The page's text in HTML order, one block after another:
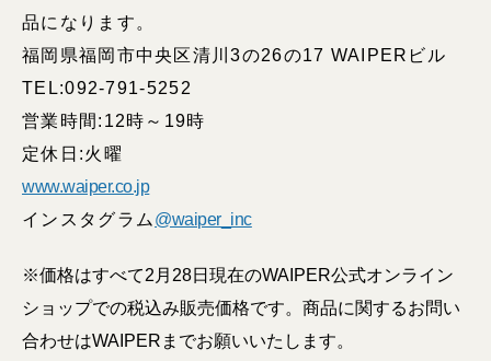
品になります。
福岡県福岡市中央区清川3の26の17 WAIPERビル
TEL:092-791-5252
営業時間:12時～19時
定休日:火曜
www.waiper.co.jp
インスタグラム @waiper_inc
※価格はすべて2月28日現在のWAIPER公式オンライン
ショップでの税込み販売価格です。商品に関するお問い
合わせはWAIPERまでお願いいたします。